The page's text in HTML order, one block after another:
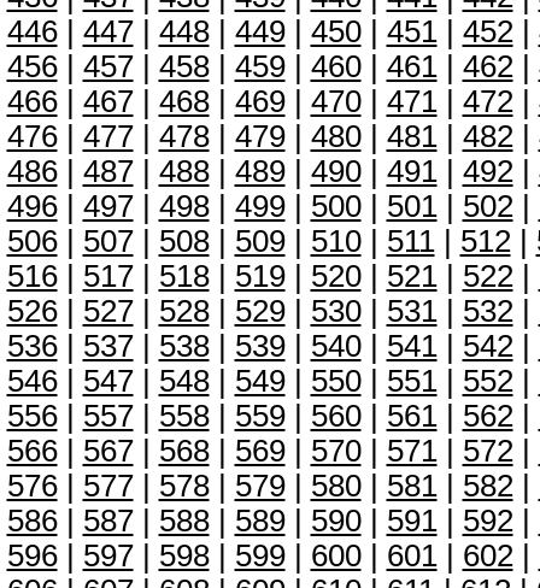
446| 447| 448| 449| 450| 451| 452|
456| 457| 458| 459| 460| 461| 462|
466| 467| 468| 469| 470| 471| 472|
476| 477| 478| 479| 480| 481| 482|
486| 487| 488| 489| 490| 491| 492|
496| 497| 498| 499| 500| 501| 502|
506| 507| 508| 509| 510| 511| 512|
516| 517| 518| 519| 520| 521| 522|
526| 527| 528| 529| 530| 531| 532|
536| 537| 538| 539| 540| 541| 542|
546| 547| 548| 549| 550| 551| 552|
556| 557| 558| 559| 560| 561| 562|
566| 567| 568| 569| 570| 571| 572|
576| 577| 578| 579| 580| 581| 582|
586| 587| 588| 589| 590| 591| 592|
596| 597| 598| 599| 600| 601| 602|